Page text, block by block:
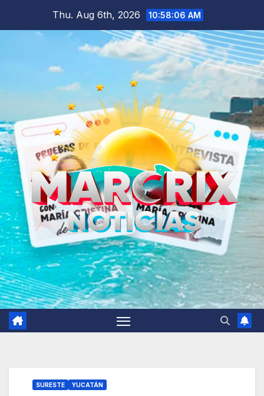
Thu. Aug 6th, 2026 10:58:08 AM
SURESTE YUCATÁN